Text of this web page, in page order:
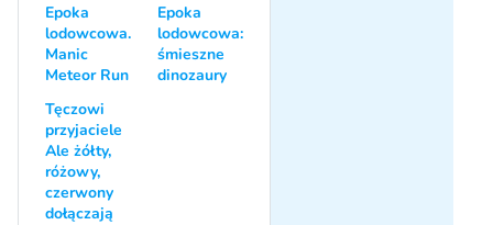
Epoka
lodowcowa.
Manic
Meteor Run
Epoka
lodowcowa:
śmieszne
dinozaury
Tęczowi
przyjaciele
Ale żółty,
różowy,
czerwony
dołączają